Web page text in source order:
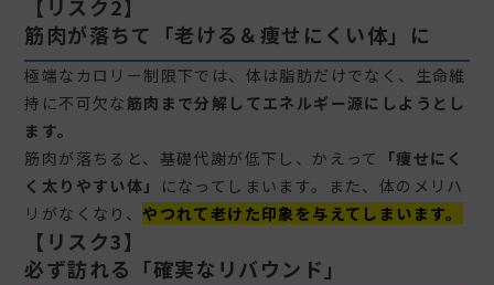
【リスク2】
筋肉が落ちて「老ける＆痩せにくい体」に
極端なカロリー制限下では、体は脂肪だけでなく、生命維
持に不可欠な筋肉まで分解してエネルギー源にしようとし
ます。
筋肉が落ちると、基礎代謝が低下し、かえって
「痩せにく
く太りやすい体」
になってしまいます。また、体のメリハ
リがなくなり、 やつれて老けた印象を与えてしまいます。
【リスク3】
必ず訪れる「確実なリバウンド」